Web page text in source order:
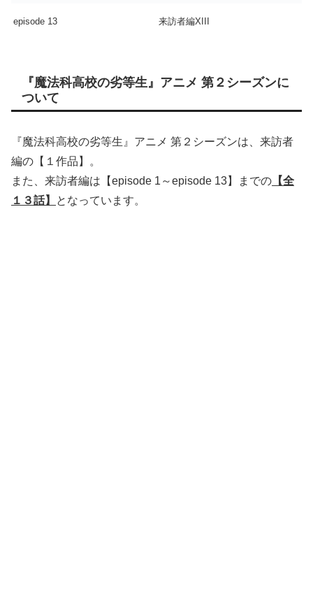
episode 13 来訪者編XIII
『魔法科高校の劣等生』アニメ 第２シーズンに
ついて
『魔法科高校の劣等生』アニメ 第２シーズンは、来訪者
編の【１作品】。
また、来訪者編は【episode 1～episode 13】までの 【全
１３話】
となっています。